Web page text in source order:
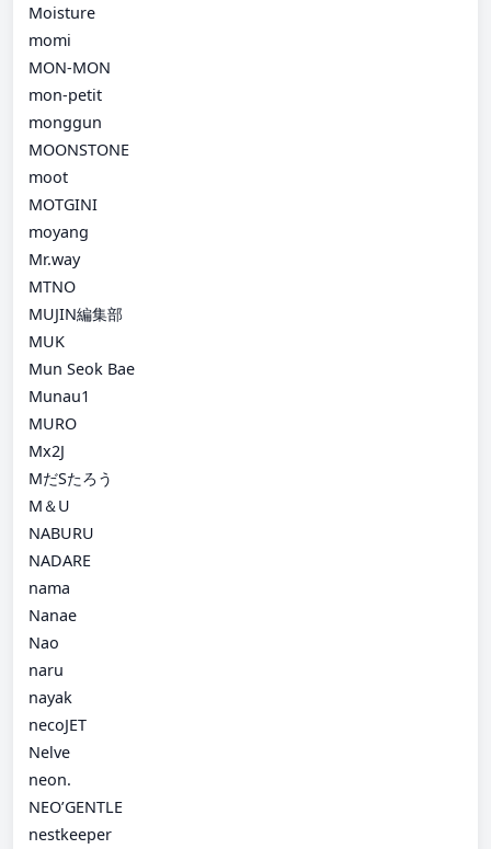
Moisture
momi
MON-MON
mon-petit
monggun
MOONSTONE
moot
MOTGINI
moyang
Mr.way
MTNO
MUJIN編集部
MUK
Mun Seok Bae
Munau1
MURO
Mx2J
MだSたろう
M＆U
NABURU
NADARE
nama
Nanae
Nao
naru
nayak
necoJET
Nelve
neon.
NEO’GENTLE
nestkeeper